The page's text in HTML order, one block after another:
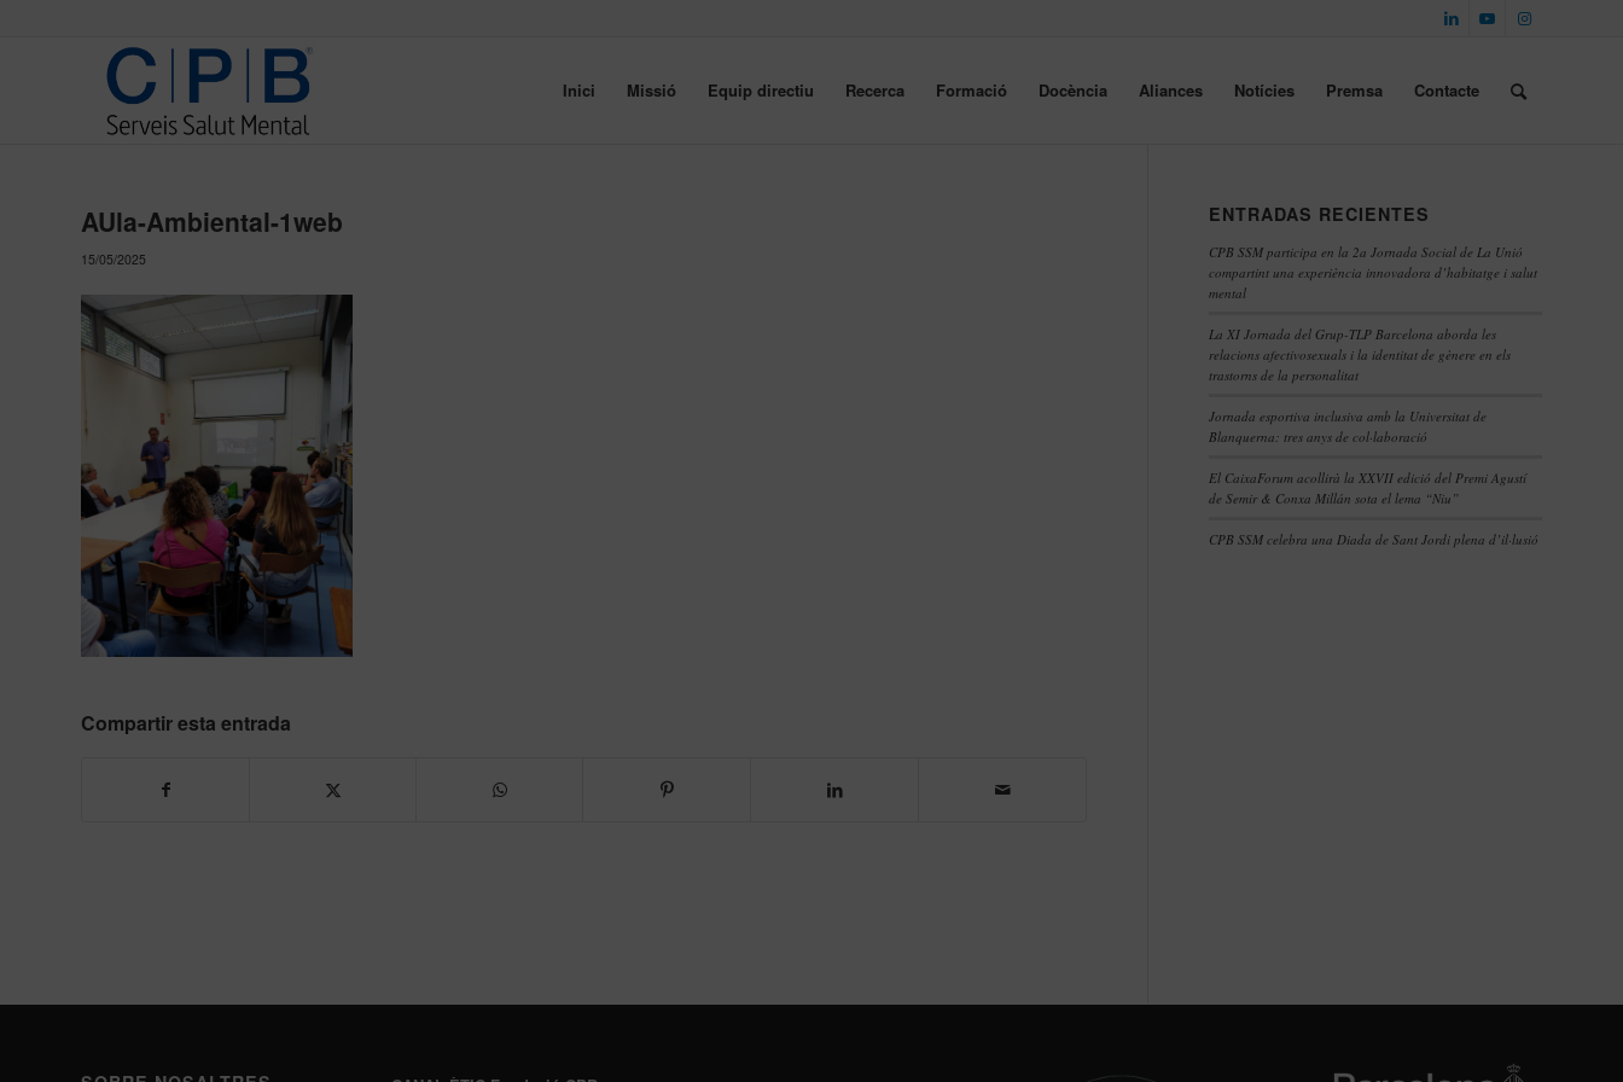
Inici Missió Equip directiu Recerca Formació Docència Aliances Notícies Premsa Contacte
AUla-Ambiental-1web
15/05/2025
Compartir esta entrada
ENTRADAS RECIENTES
CPB SSM participa en la 2a Jornada Social de La Unió
compartint una experiència innovadora d’habitatge i salut
mental
La XI Jornada del Grup-TLP Barcelona aborda les
relacions afectivosexuals i la identitat de gènere en els
trastorns de la personalitat
Jornada esportiva inclusiva amb la Universitat de
Blanquerna: tres anys de col·laboració
El CaixaForum acollirà la XXVII edició del Premi Agustí
de Semir & Conxa Millán sota el lema “Niu”
CPB SSM celebra una Diada de Sant Jordi plena d’il·lusió